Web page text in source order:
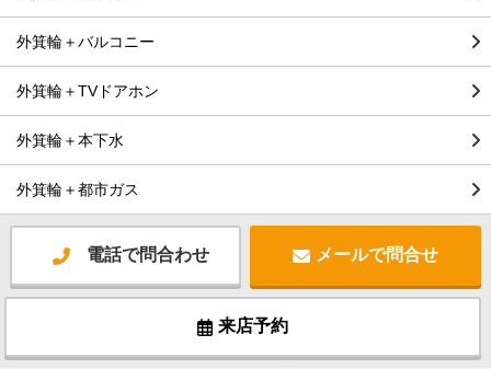
外箕輪＋バルコニー
外箕輪＋TVドアホン
外箕輪＋本下水
外箕輪＋都市ガス
電話で問合わせ メールで問合せ
来店予約